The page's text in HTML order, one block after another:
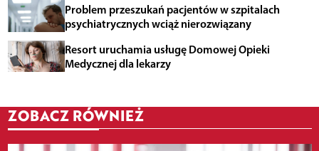
Problem przeszukań pacjentów w szpitalach
psychiatrycznych wciąż nierozwiązany
Resort uruchamia usługę Domowej Opieki
Medycznej dla lekarzy
ZOBACZ RÓWNIEŻ